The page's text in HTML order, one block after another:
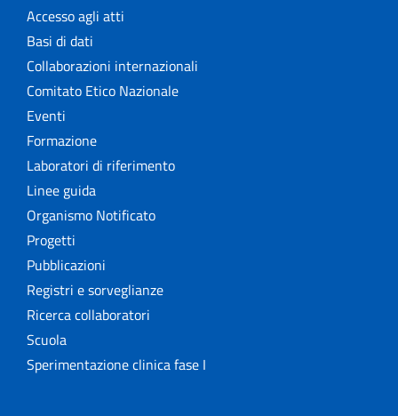
Accesso agli atti
Basi di dati
Collaborazioni internazionali
Comitato Etico Nazionale
Eventi
Formazione
Laboratori di riferimento
Linee guida
Organismo Notificato
Progetti
Pubblicazioni
Registri e sorveglianze
Ricerca collaboratori
Scuola
Sperimentazione clinica fase I